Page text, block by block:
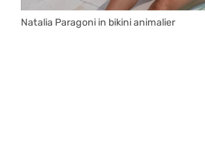
Natalia Paragoni in bikini animalier